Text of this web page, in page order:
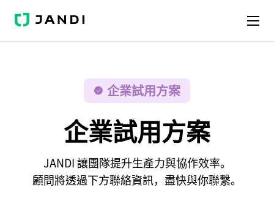
J
N
企業試用方案
企業試用方案
JANDI 讓團隊提升生產力與協作效率。
顧問將透過下方聯絡資訊，盡快與你聯繫。